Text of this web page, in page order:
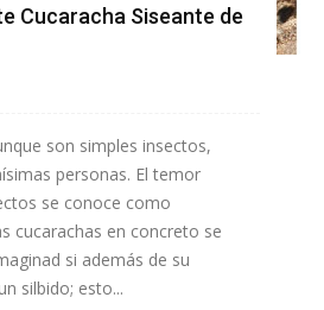
Cucaracha Siseante de
son simples insectos,
personas. El temor
se conoce como
cucarachas en concreto se
si además de su
silbido; esto...